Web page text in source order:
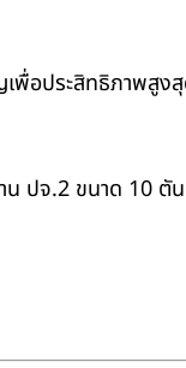
อประสิทธิภาพสูงสุ
น ปจ.2 ขนาด 10